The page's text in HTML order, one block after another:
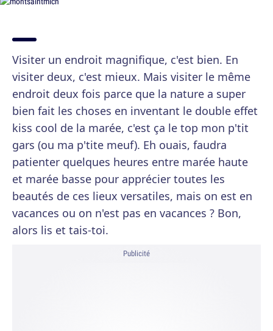
Visiter un endroit magnifique, c'est bien. En
visiter deux, c'est mieux. Mais visiter le même
endroit deux fois parce que la nature a super
bien fait les choses en inventant le double effet
kiss cool de la marée, c'est ça le top mon p'tit
gars (ou ma p'tite meuf). Eh ouais, faudra
patienter quelques heures entre marée haute
et marée basse pour apprécier toutes les
beautés de ces lieux versatiles, mais on est en
vacances ou on n'est pas en vacances ? Bon,
alors lis et tais-toi.
Publicité